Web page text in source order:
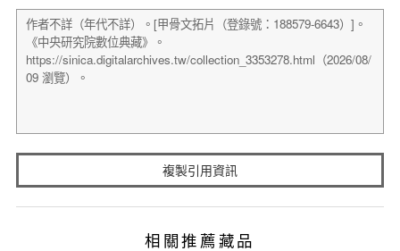
複製引用資訊
相關推薦藏品